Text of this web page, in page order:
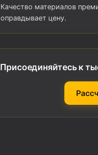
Качество материалов
оправдывает цену.
Присоединяйтесь к